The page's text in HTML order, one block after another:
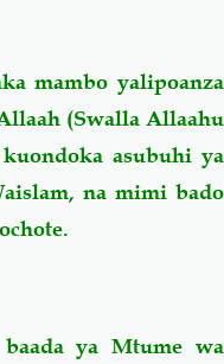
mambo yalipoanza
(Swalla Allaahu
asubuhi ya
na mimi bado
ya Mtume wa